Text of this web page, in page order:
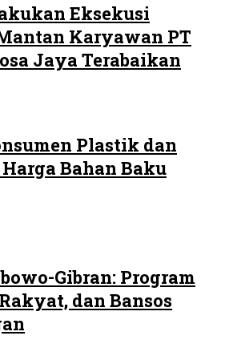
Eksekusi
Karyawan PT
Jaya Terabaikan
Plastik dan
Bahan Baku
Gibran: Program
dan Bansos